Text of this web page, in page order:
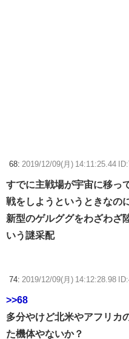
68: 2019/12/09(月) 14:11:25.44
すでに主戦場が宇宙に移っ
戦をしようというときなの
新型のゲルググをわざわざ
いう謎采配
74: 2019/12/09(月) 14:12:28.98
>>68
多分やけど北米やアフリカ
た機体やないか？